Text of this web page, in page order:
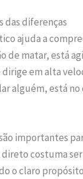
das diferenças
ajuda a
de matar, está
em alta
alguém, está
importantes
direto costuma
o claro